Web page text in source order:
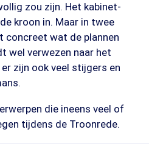
zou zijn. Het kabinet-
kroon in. Maar in twee
concreet wat de plannen
wel verwezen naar het
zijn ook veel stijgers en
die ineens veel of
tijdens de Troonrede.